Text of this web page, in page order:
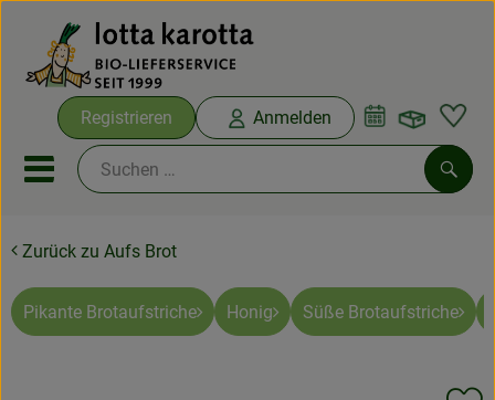
Registrieren Anmelden
Mobiles Menu öffnen oder
Ökokisten
Bio-Kochboxen
Zurück zu Aufs Brot
Pikante Brotaufstriche Honig Süße Brotaufstriche